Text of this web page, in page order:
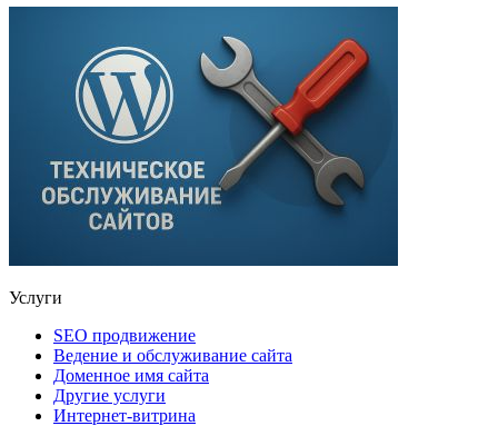
Услуги
SEO продвижение
Ведение и обслуживание сайта
Доменное имя сайта
Другие услуги
Интернет-витрина